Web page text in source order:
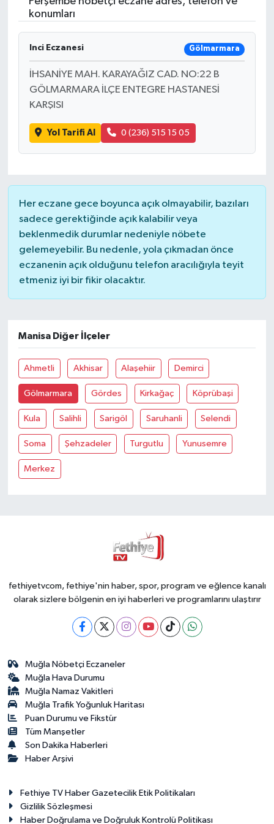
konumları
Inci Eczanesi Gölmarmara
İHSANİYE MAH. KARAYAĞIZ CAD. NO:22 B
GÖLMARMARA İLÇE ENTEGRE HASTANESİ
KARŞISI
Yol Tarifi Al 0 (236) 515 15 05
Her eczane gece boyunca açık olmayabilir, bazıları
sadece gerektiğinde açık kalabilir veya
beklenmedik durumlar nedeniyle nöbete
gelemeyebilir. Bu nedenle, yola çıkmadan önce
eczanenin açık olduğunu telefon aracılığıyla teyit
etmeniz iyi bir fikir olacaktır.
Manisa Diğer İlçeler
Ahmetli Akhisar Alaşehiir Demirci
Gölmarmara Gördes Kirkağaç Köprübaşi
Kula Salihli Sarigöl Saruhanli Selendi
Soma Şehzadeler Turgutlu Yunusemre
Merkez
fethiyetvcom, fethiye'nin haber, spor, program ve eğlence kanalı
olarak sizlere bölgenin en iyi haberleri ve programlarını ulaştırır
Muğla Nöbetçi Eczaneler
Muğla Hava Durumu
Muğla Namaz Vakitleri
Muğla Trafik Yoğunluk Haritası
Puan Durumu ve Fikstür
Tüm Manşetler
Son Dakika Haberleri
Haber Arşivi
Fethiye TV Haber Gazetecilik Etik Politikaları
Gizlilik Sözleşmesi
Haber Doğrulama ve Doğruluk Kontrolü Politikası
Turizm